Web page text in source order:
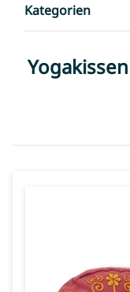
Yogakissen
Kategorien